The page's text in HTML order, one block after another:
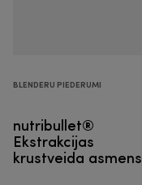
BLENDERU PIEDERUMI
nutribullet®
Ekstrakcijas
krustveida asmens